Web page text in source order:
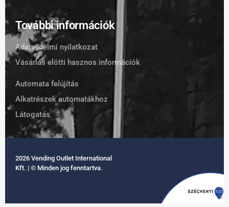
További információk
Adatvédelmi nyilatkozat
Vásárlás elötti hasznos információk
Automata felújítás
Alkatrészek automatákhoz
Látogatás
2026 Vending Outlet International
Kft. | © Minden jog fenntartva.